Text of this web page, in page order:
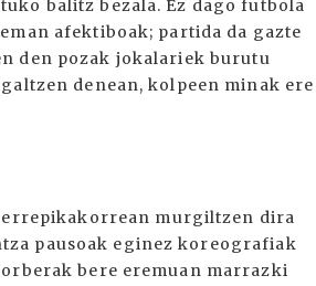
balitz bezala. Ez dago futbola
afektiboak; partida da gazte
den pozak jokalariek burutu
denean, kolpeen minak ere
errepikakorrean murgiltzen dira
pausoak eginez koreografiak
bere eremuan marrazki